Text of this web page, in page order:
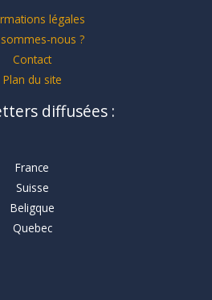
légales
nous ?
Contact
Plan du site
diffusées :
France
Suisse
Beligque
Quebec